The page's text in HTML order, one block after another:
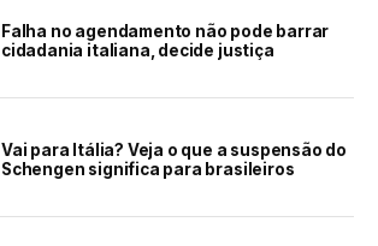
Falha no agendamento não pode barrar
cidadania italiana, decide justiça
Vai para Itália? Veja o que a suspensão do
Schengen significa para brasileiros